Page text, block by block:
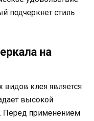
подчеркнет стиль
на
клея является
высокой
Перед применением